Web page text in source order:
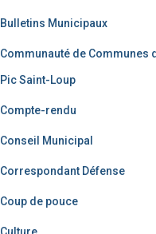
Bulletins Municipaux
Communauté de Communes
Pic Saint-Loup
Compte-rendu
Conseil Municipal
Correspondant Défense
Coup de pouce